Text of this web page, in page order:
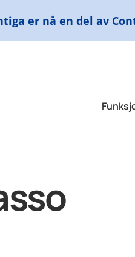
er nå en del av